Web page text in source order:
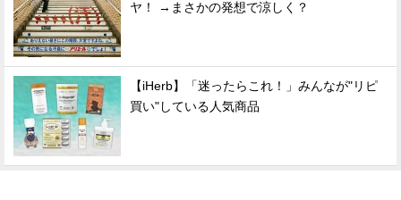
ヤ！ →まさかの発想で涼しく？
【iHerb】「迷ったらこれ！」みんなが"リピ
買い"している人気商品